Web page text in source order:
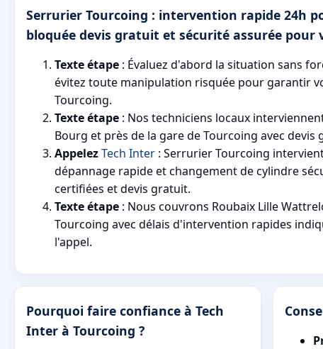
Serrurier Tourcoing : intervention rapide 24h
bloquée devis gratuit et sécurité assurée pour
Texte étape : Évaluez d'abord la situation sans
évitez toute manipulation risquée pour garantir
Tourcoing.
Texte étape : Nos techniciens locaux
Bourg et près de la gare de Tourcoing avec devis
AppelezTech Inter : Serrurier Tourcoing
dépannage rapide et changement de cylindre
certifiées et devis gratuit.
Texte étape : Nous couvrons Roubaix Lille
Tourcoing avec délais d'intervention rapides
l'appel.
Pourquoi faire confiance à Tech
Inter à Tourcoing ?